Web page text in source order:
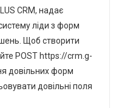
CRM, надає
ліди з форм
Щоб створити
POST https://crm.g-
довільних форм
довільні поля